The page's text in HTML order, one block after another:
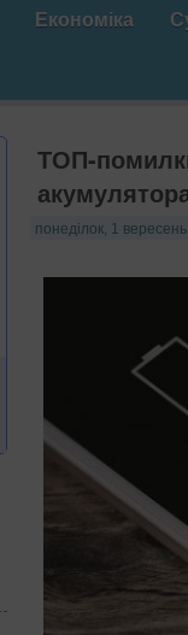
Економіка
ТОП-
понеділок, 1